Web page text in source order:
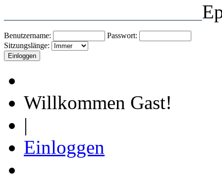
Benutzername:
Passwort:
Sitzungslänge:
Willkommen Gast!
|
Einloggen